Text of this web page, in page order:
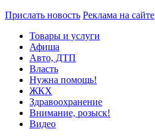
Прислать новость Реклама на сайте
Товары и услуги
Афиша
Авто, ДТП
Власть
Нужна помощь!
ЖКХ
Здравоохранение
Внимание, розыск!
Видео